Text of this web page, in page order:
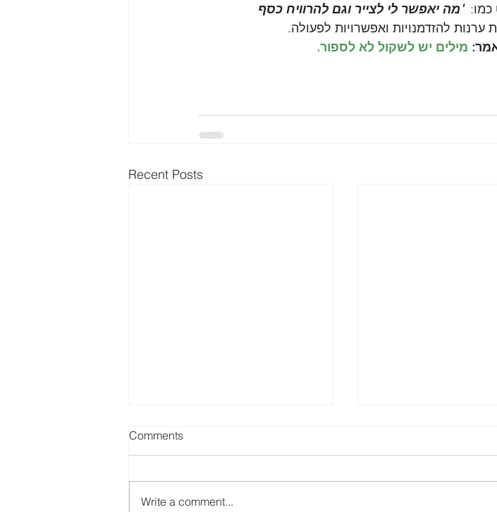
כמו: 'מה יאפשר לי לצייר וגם להרוויח כסף
להזדמנויות ואפשרויות לפעולה.
מילים יש לשקול לא לספור.
Recent Posts
התחדשות
Comments
Write a comment...